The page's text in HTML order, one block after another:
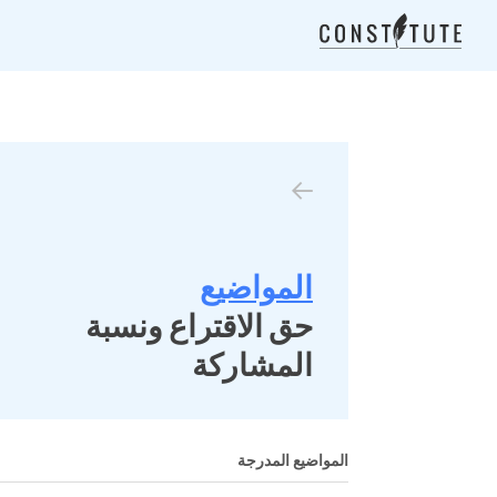
المواضيع
حق الاقتراع ونسبة
المشاركة
المواضيع المدرجة